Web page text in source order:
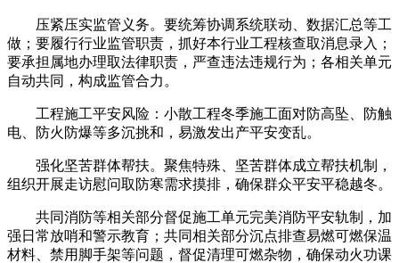
压紧压实监管义务。要统筹协调系统联动、数据汇总等工
做；要履行行业监管职责，抓好本行业工程核查取消息录入；
要承担属地办理取法律职责，严查违法违规行为；各相关单元
自动共同，构成监管合力。
工程施工平安风险：小散工程冬季施工面对防高坠、防触
电、防火防爆等多沉挑和，易激发出产平安变乱。
强化坚苦群体帮扶。聚焦特殊、坚苦群体成立帮扶机制，
组织开展走访慰问取防寒需求摸排，确保群众平安平稳越冬。
共同消防等相关部分督促施工单元完美消防平安轨制，加
强日常放哨和警示教育；共同相关部分沉点排查易燃可燃保温
材料、禁用脚手架等问题，督促清理可燃杂物，确保动火功课